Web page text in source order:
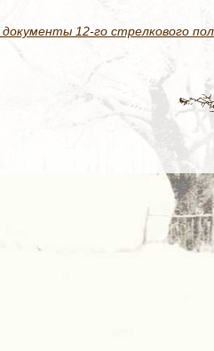
12-го стрелкового